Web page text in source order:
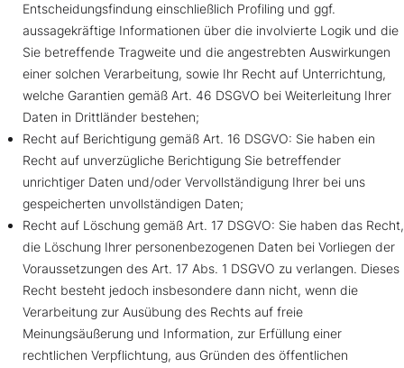
Entscheidungsfindung einschließlich Profiling und ggf.
aussagekräftige Informationen über die involvierte Logik und die
Sie betreffende Tragweite und die angestrebten Auswirkungen
einer solchen Verarbeitung, sowie Ihr Recht auf Unterrichtung,
welche Garantien gemäß Art. 46 DSGVO bei Weiterleitung Ihrer
Daten in Drittländer bestehen;
Recht auf Berichtigung gemäß Art. 16 DSGVO: Sie haben ein
Recht auf unverzügliche Berichtigung Sie betreffender
unrichtiger Daten und/oder Vervollständigung Ihrer bei uns
gespeicherten unvollständigen Daten;
Recht auf Löschung gemäß Art. 17 DSGVO: Sie haben das Recht,
die Löschung Ihrer personenbezogenen Daten bei Vorliegen der
Voraussetzungen des Art. 17 Abs. 1 DSGVO zu verlangen. Dieses
Recht besteht jedoch insbesondere dann nicht, wenn die
Verarbeitung zur Ausübung des Rechts auf freie
Meinungsäußerung und Information, zur Erfüllung einer
rechtlichen Verpflichtung, aus Gründen des öffentlichen